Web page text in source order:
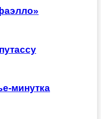
минутка